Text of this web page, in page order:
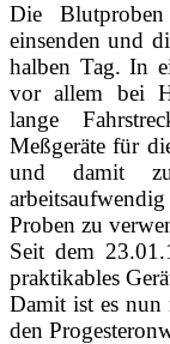
Die
einsenden und
halben Tag. In
vor allem bei
lange
Meßgeräte für
und damit
Proben zu
Seit dem
praktikables
Damit ist es
den